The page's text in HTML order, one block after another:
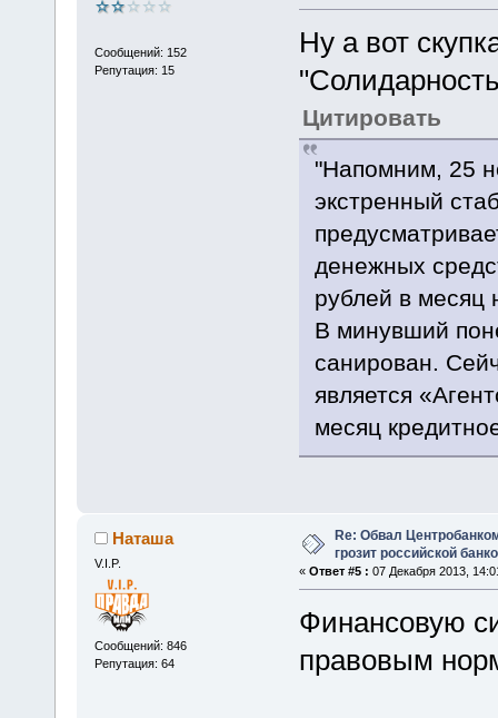
Сообщений: 152
Репутация: 15
Ну а вот
Цитировать
"Напомним, 25
экстренный
денежных
рублей в месяц
В минувший
санирован.
является
месяц
Наташа
V.I.P.
Сообщений: 846
Репутация: 64
Re: Обвал
грозит российской
« Ответ #5 : 07 Декабря 2013,
Финансовую
правовым